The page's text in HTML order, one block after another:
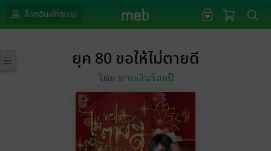
ล็อกอินเข้าระบบ
ยุค 80 ขอให้ไม่ตายดี
โดย หาบเงินร้อยปี